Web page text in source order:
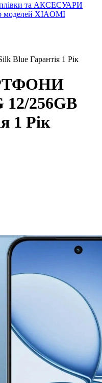
та АКСЕСУАРИ
XIAOMI
Blue Гарантія 1 Рік
12/256GB
1 Рік